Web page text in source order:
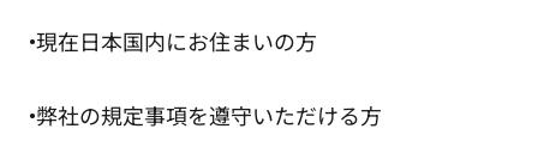
•現在日本国内にお住まいの方
•弊社の規定事項を遵守いただける方